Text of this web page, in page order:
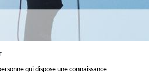
qui dispose une connaissance